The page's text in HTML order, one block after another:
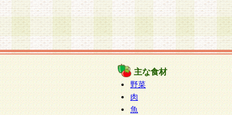
主な食材
野菜
肉
魚